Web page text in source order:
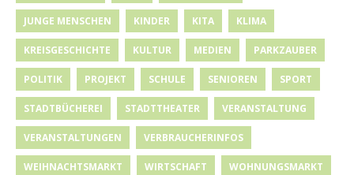
JUNGE MENSCHEN KINDER KITA KLIMA
KREISGESCHICHTE KULTUR MEDIEN PARKZAUBER
POLITIK PROJEKT SCHULE SENIOREN SPORT
STADTBÜCHEREI STADTTHEATER VERANSTALTUNG
VERANSTALTUNGEN VERBRAUCHERINFOS
WEIHNACHTSMARKT WIRTSCHAFT WOHNUNGSMARKT